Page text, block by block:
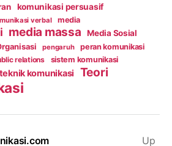
komunikasi persuasif
verbal media
media massa Media Sosial
pengaruh peran komunikasi
relations sistem komunikasi
teknik komunikasi Teori
Up